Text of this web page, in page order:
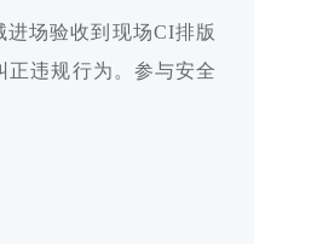
场验收到现场CI排版
违规行为。参与安全